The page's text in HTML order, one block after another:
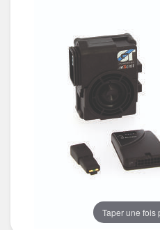
Taper une fois